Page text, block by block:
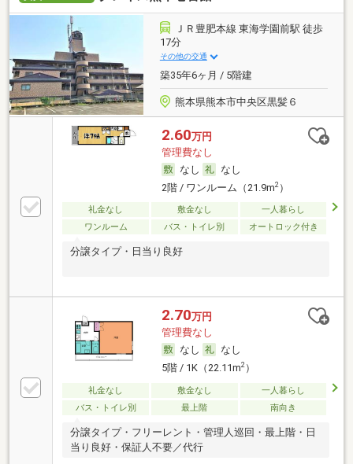
ＪＲ豊肥本線 東海学園前駅 徒歩
17分
その他の交通
築35年6ヶ月 / 5階建
熊本県熊本市中央区黒髪６
2.60万円
管理費なし
なし
なし
2階 / ワンルーム（21.9m2）
礼金なし 敷金なし
一人暮らし
ワンルーム
バス・トイレ別 オートロック付き
分譲タイプ・日当り良好
2.70万円
管理費なし
なし
なし
5階 / 1K（22.11m2）
礼金なし 敷金なし
一人暮らし
バス・トイレ別
最上階 南向き
分譲タイプ・フリーレント・管理人巡回・最上階・日
当り良好・保証人不要／代行